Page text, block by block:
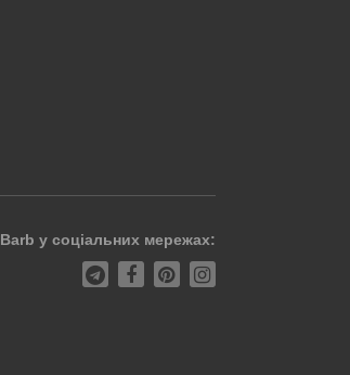
Barb у соціальних мережах: